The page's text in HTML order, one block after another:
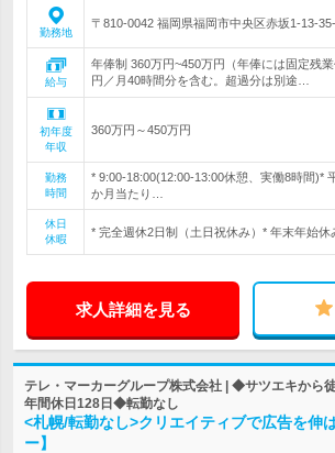
勤務地
〒810-0042 福岡県福岡市中央区赤坂1-13-
給与
年俸制 360万円~450万円（年俸には固定残
円／月40時間分を含む。超過分は別途…
初年度
年収
360万円～450万円
勤務
時間
* 9:00-18:00(12:00-13:00休憩、実働8時間)*
か月当たり…
休日
休暇
* 完全週休2日制（土日祝休み）* 年末年始休
求人詳細を見る
テレ・マーカーグループ株式会社 | ◆サツエキか
年間休日128日◆転勤なし
<札幌/転勤なし>クリエイティブで広告を伸
ー】